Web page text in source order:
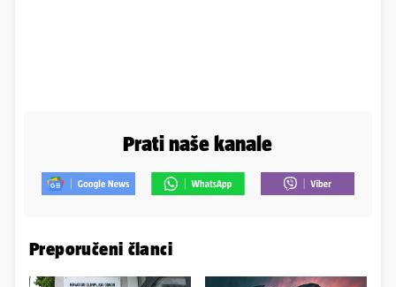
Prati naše kanale
Preporučeni članci